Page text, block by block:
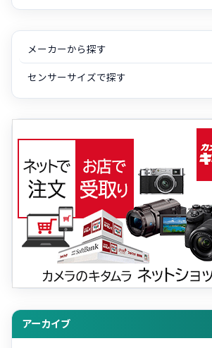
メーカーから探す
センサーサイズで探す
アーカイブ